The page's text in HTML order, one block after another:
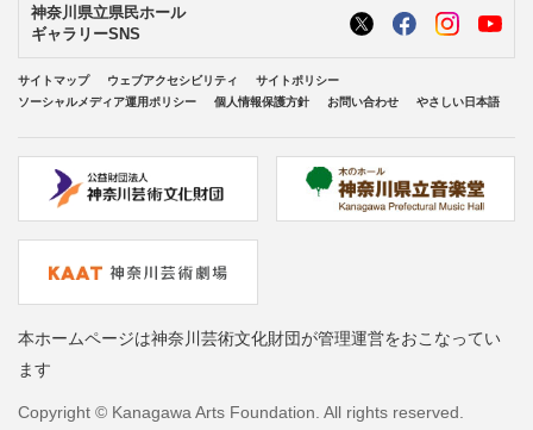
神奈川県立県民ホール
ギャラリーSNS
サイトマップ ウェブアクセシビリティ
サイトポリシー
ソーシャルメディア運用ポリシー
個人情報保護方針 お問い合わせ やさしい日本語
本ホームページは神奈川芸術文化財団が管理運営をおこなってい
ます
Copyright © Kanagawa Arts Foundation. All rights reserved.